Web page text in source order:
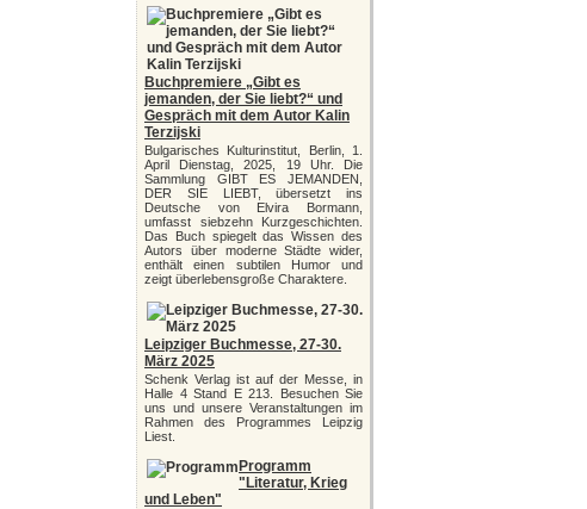
Buchpremiere „Gibt es
jemanden, der Sie liebt?“ und
Gespräch mit dem Autor Kalin
Terzijski
Bulgarisches Kulturinstitut, Berlin, 1.
April Dienstag, 2025, 19 Uhr. Die
Sammlung GIBT ES JEMANDEN,
DER SIE LIEBT, übersetzt ins
Deutsche von Elvira Bormann,
umfasst siebzehn Kurzgeschichten.
Das Buch spiegelt das Wissen des
Autors über moderne Städte wider,
enthält einen subtilen Humor und
zeigt überlebensgroße Charaktere.
Leipziger Buchmesse, 27-30.
März 2025
Schenk Verlag ist auf der Messe, in
Halle 4 Stand E 213. Besuchen Sie
uns und unsere Veranstaltungen im
Rahmen des Programmes Leipzig
Liest.
Programm
"Literatur, Krieg
und Leben"